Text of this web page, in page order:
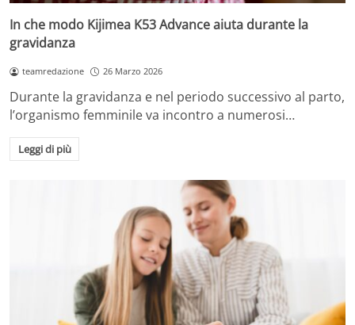
In che modo Kijimea K53 Advance aiuta durante la
gravidanza
teamredazione 26 Marzo 2026
Durante la gravidanza e nel periodo successivo al parto,
l’organismo femminile va incontro a numerosi…
Leggi di più